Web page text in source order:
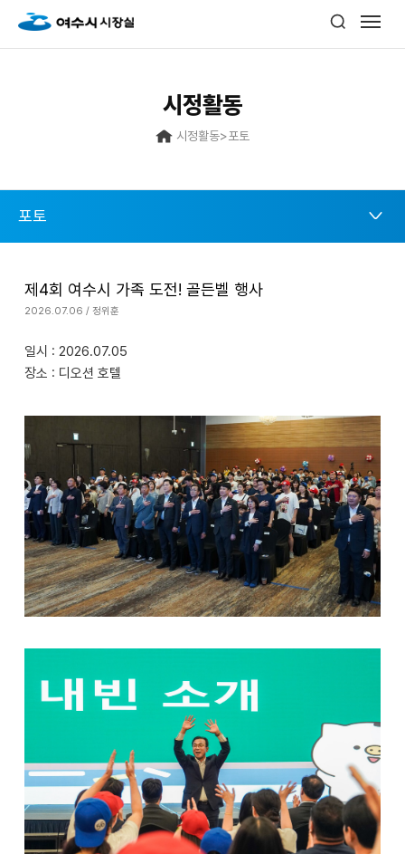
시정활동
시정활동>포토
포토
제4회 여수시 가족 도전! 골든벨 행사
2026.07.06 / 정위훈
일시 : 2026.07.05
장소 : 디오션 호텔